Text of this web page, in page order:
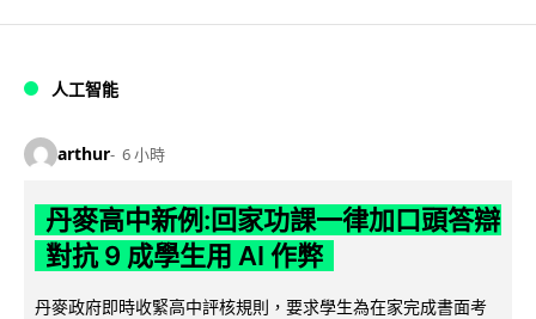
人工智能
arthur 6 小時
丹麥高中新例:回家功課一律加口頭答辯
對抗 9 成學生用 AI 作弊
丹麥政府即時收緊高中評核規則，要求學生為在家完成書面考